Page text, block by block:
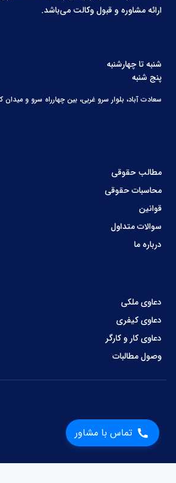
تماس با مشاور
ارائه مشاوره و قبول وکالت می‌باشد.
مطالب حقوقی
محاسبات حقوقی
قوانین
سوالات متداول
درباره ما
دعاوی ملکی
دعاوی کیفری
دعاوی کار و کارگر
وصول مطالبات
شنبه تا چهارشنبه
پنج شنبه
سعادت آباد، بلوار سرو غربی، بین چهارراه سرو و میدان کتاب، پلاک